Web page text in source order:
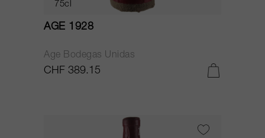
75cl
AGE 1928
Age Bodegas Unidas
CHF 389.15